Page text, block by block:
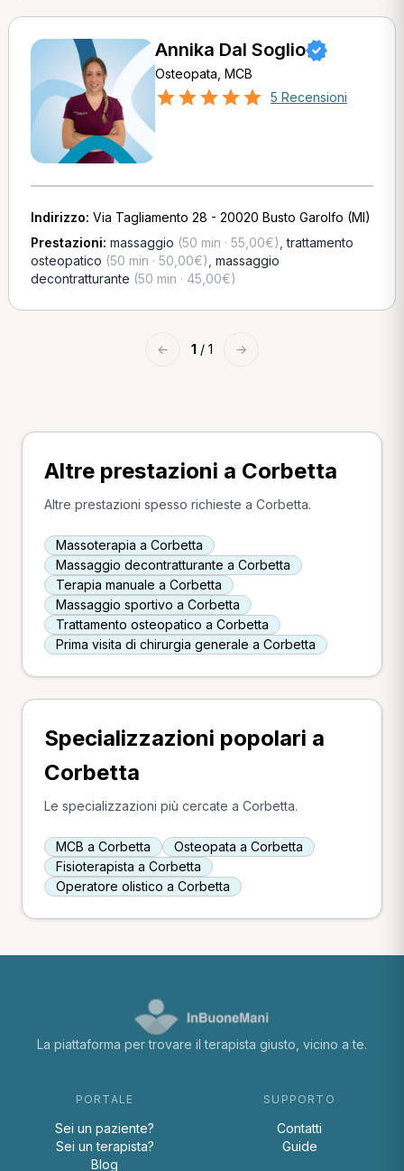
Annika Dal Soglio
Osteopata, MCB
5 Recensioni
Indirizzo: Via Tagliamento 28 - 20020 Busto Garolfo (MI)
Prestazioni: massaggio (50 min · 55,00€) ,trattamento
osteopatico (50 min · 50,00€) massaggio
decontratturante (50 min · 45,00€)
← 1 / 1 →
Altre prestazioni a Corbetta
Altre prestazioni spesso richieste a Corbetta.
Massoterapia a Corbetta
Massaggio decontratturante a Corbetta
Terapia manuale a Corbetta
Massaggio sportivo a Corbetta
Trattamento osteopatico a Corbetta
Prima visita di chirurgia generale a Corbetta
Specializzazioni popolari a
Corbetta
Le specializzazioni più cercate a Corbetta.
MCB a Corbetta
Osteopata a Corbetta
Fisioterapista a Corbetta
Operatore olistico a Corbetta
La piattaforma per trovare il terapista giusto, vicino a te.
PORTALE
Sei un paziente?
Sei un terapista?
Blog
SUPPORTO
Contatti
Guide